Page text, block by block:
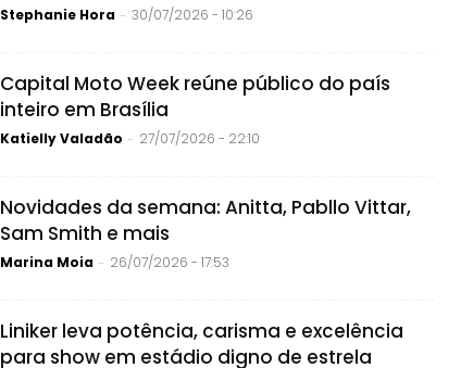
Stephanie Hora - 30/07/2026 - 10:26
Capital Moto Week reúne público do país
inteiro em Brasília
Katielly Valadão - 27/07/2026 - 22:10
Novidades da semana: Anitta, Pabllo Vittar,
Sam Smith e mais
Marina Moia - 26/07/2026 - 17:53
Liniker leva potência, carisma e excelência
para show em estádio digno de estrela